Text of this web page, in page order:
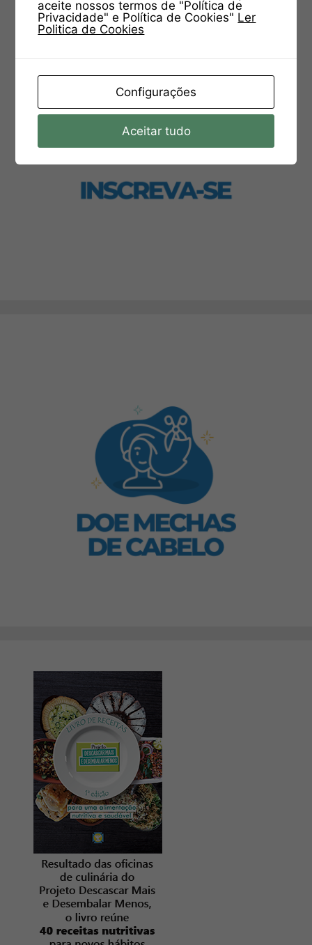
aceite nossos termos de "Política de
Privacidade" e Política de Cookies" Ler
Politica de Cookies
Configurações
Aceitar tudo